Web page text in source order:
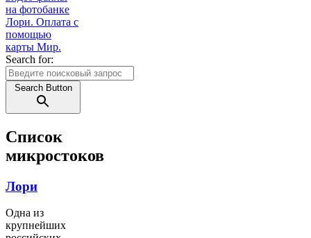
Search for:
Search Button
Список
микростоков
Лори
Одна из
крупнейших